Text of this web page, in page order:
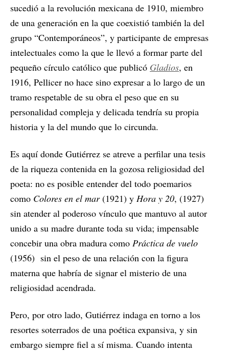
sucedió a la revolución mexicana de 1910, miembro
de una generación en la que coexistió también la del
grupo “Contemporáneos”, y participante de empresas
intelectuales como la que le llevó a formar parte del
pequeño círculo católico que publicó Gladios, en
1916, Pellicer no hace sino expresar a lo largo de un
tramo respetable de su obra el peso que en su
personalidad compleja y delicada tendría su propia
historia y la del mundo que lo circunda.
Es aquí donde Gutiérrez se atreve a perfilar una tesis
de la riqueza contenida en la gozosa religiosidad del
poeta: no es posible entender del todo poemarios
como Colores en el mar(1921) y Hora y 20, (1927)
sin atender al poderoso vínculo que mantuvo al autor
unido a su madre durante toda su vida; impensable
concebir una obra madura como Práctica de vuelo
(1956) sin el peso de una relación con la figura
materna que habría de signar el misterio de una
religiosidad acendrada.
Pero, por otro lado, Gutiérrez indaga en torno a los
resortes soterrados de una poética expansiva, y sin
embargo siempre fiel a sí misma. Cuando intenta